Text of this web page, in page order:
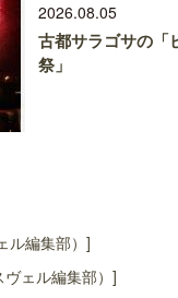
2026.08.05
古都サラゴサの「
祭」
ル編集部）]
ェル編集部）]